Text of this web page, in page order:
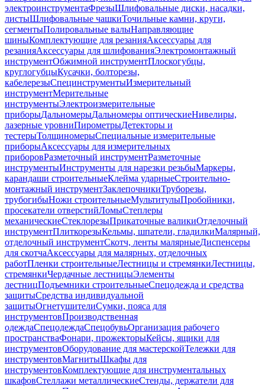
электроинструментаФрезыШлифовальные диски, насадки,
листыШлифовальные чашкиТочильные камни, круги,
сегментыПолировальные валыНаправляющие
шиныКомплектующие для резанияАксессуары для
резанияАксессуары для шлифованияЭлектромонтажный
инструментОбжимной инструментПлоскогубцы,
круглогубцыКусачки, болторезы,
кабелерезыСпецинструментыИзмерительный
инструментМерительные
инструментыЭлектроизмерительные
приборыДальномерыДальномеры оптическиеНивелиры,
лазерные уровниПирометрыДетекторы и
тестерыТолщиномерыСпециальные измерительные
приборыАксессуары для измерительных
приборовРазметочный инструментРазметочные
инструментыИнструменты для нарезки резьбыМаркеры,
карандаши строительныеКлейма ударныеСтроительно-
монтажный инструментЗаклепочникиТруборезы,
трубогибыНожи строительныеМультитулыПробойники,
просекатели отверстийЛомыСтеплеры
механическиеСтеклорезыПрикаточные валикиОтделочный
инструментПлиткорезыКельмы, шпатели, гладилкиМалярный,
отделочный инструментСкотч, ленты малярныеДиспенсеры
для скотчаАксессуары для малярных, отделочных
работПленки строительныеЛестницы и стремянкиЛестницы,
стремянкиЧердачные лестницыЭлементы
лестницПодъемники строительныеСпецодежда и средства
защитыСредства индивидуальной
защитыОгнетушителиСумки, пояса для
инструментовПроизводственная
одеждаСпецодеждаСпецобувьОрганизация рабочего
пространстваФонари, прожекторыКейсы, ящики для
инструментовОборудование для мастерскойТележки для
инструментовМагнитыШкафы для
инструментовКомплектующие для инструментальных
шкафовСтеллажи металлическиеСтенды, держатели для